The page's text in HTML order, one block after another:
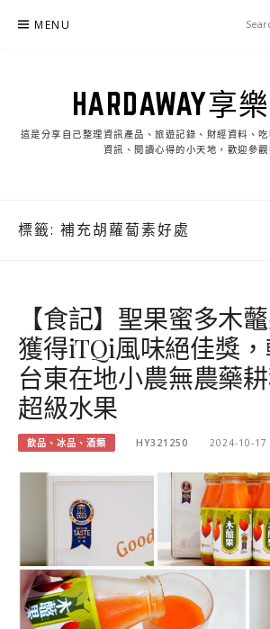
MENU
HARDAWAY享
這是分享自己整理資訊產品、旅遊記錄、財經資料、
資訊、閱讀心得的小天地，歡迎參觀
標籤: 補充胡蘿蔔素好處
【食記】聖果蜜多木
獲得iTQi風味絕佳獎
台東在地小農無農藥
超級水果
飲品、冰品、酒類 HY321250 2024-10-17